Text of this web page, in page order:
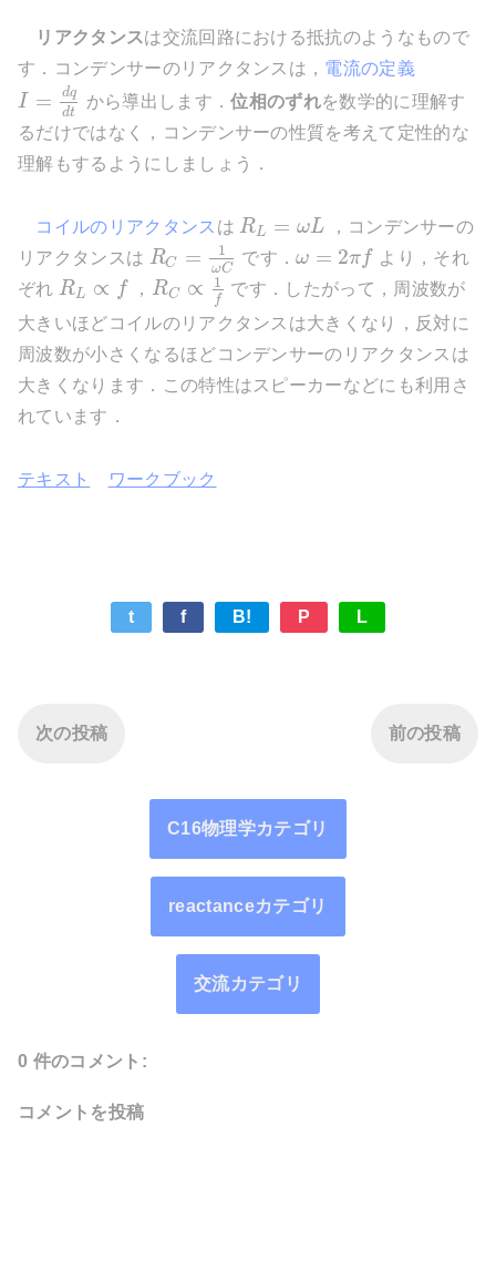
リアクタンスは交流回路における抵抗のようなもので
す．コンデンサーのリアクタンスは， 電流の定義
I = dq
dt
から導出します．位相のずれを数学的に理解す
るだけではなく，コンデンサーの性質を考えて定性的な
理解もするようにしましょう．
コイルのリアクタンス は RL = ωL ，コンデンサーの
リアクタンスは RC = 1
ωC
です．ω = 2π f より，それ
ぞれ RL ∝ f ， RC ∝ 1
f
です．したがって，周波数が
大きいほどコイルのリアクタンスは大きくなり，反対に
周波数が小さくなるほどコンデンサーのリアクタンスは
大きくなります．この特性はスピーカーなどにも利用さ
れています．
テキスト ワークブック
t f B! P L
次の投稿 前の投稿
C16物理学カテゴリ
reactanceカテゴリ
交流カテゴリ
0 件のコメント:
コメントを投稿